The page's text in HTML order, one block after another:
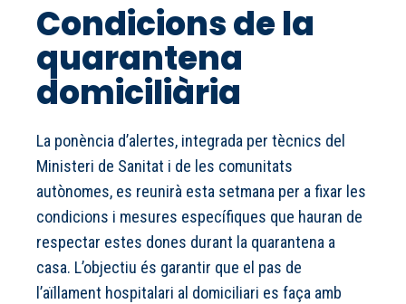
Condicions de la
quarantena
domiciliària
La ponència d’alertes, integrada per tècnics del
Ministeri de Sanitat i de les comunitats
autònomes, es reunirà esta setmana per a fixar les
condicions i mesures específiques que hauran de
respectar estes dones durant la quarantena a
casa. L’objectiu és garantir que el pas de
l’aïllament hospitalari al domiciliari es faça amb